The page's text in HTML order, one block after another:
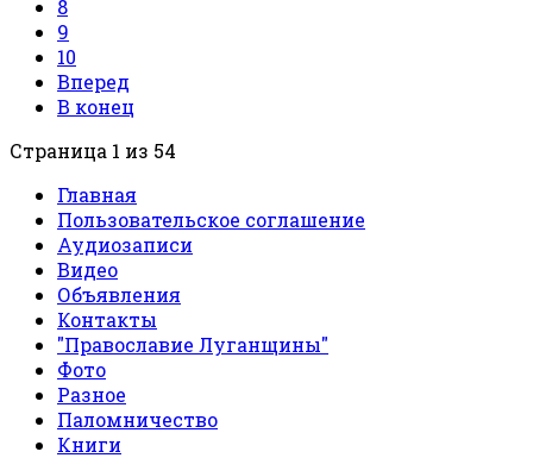
8
9
10
Вперед
В конец
Страница 1 из 54
Главная
Пользовательское соглашение
Аудиозаписи
Видео
Объявления
Контакты
"Православие Луганщины"
Фото
Разное
Паломничество
Книги